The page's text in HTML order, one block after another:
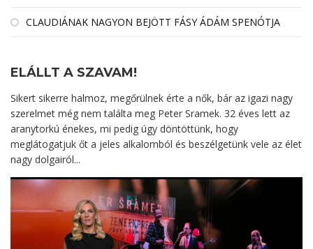
CLAUDIÁNAK NAGYON BEJÖTT FÁSY ÁDÁM SPENÓTJA
ELÁLLT A SZAVAM!
Sikert sikerre halmoz, megőrülnek érte a nők, bár az igazi nagy
szerelmet még nem találta meg Peter Sramek. 32 éves lett az
aranytorkú énekes, mi pedig úgy döntöttünk, hogy
meglátogatjuk őt a jeles alkalomból és beszélgetünk vele az élet
nagy dolgairól...